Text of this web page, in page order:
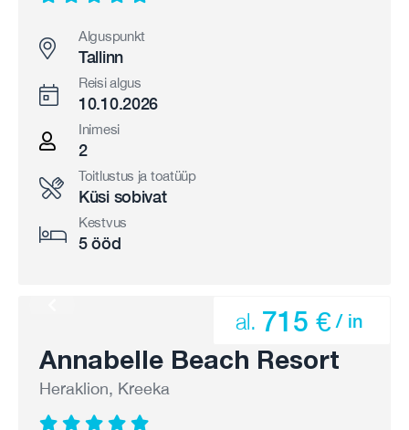
Alguspunkt
Tallinn
Reisi algus
10.10.2026
Inimesi
2
Toitlustus ja toatüüp
Küsi sobivat
Kestvus
5 ööd
Annabelle Beach Resort
Heraklion, Kreeka
al. 715 € / in